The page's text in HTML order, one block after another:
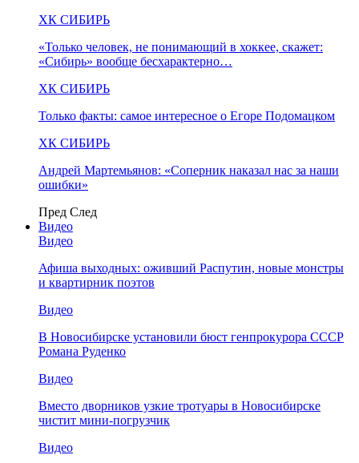
ХК СИБИРЬ
«Только человек, не понимающий в хоккее, скажет:
«Сибирь» вообще бесхарактерно…
ХК СИБИРЬ
Только факты: самое интересное о Егоре Подомацком
ХК СИБИРЬ
Андрей Мартемьянов: «Соперник наказал нас за наши
ошибки»
Пред След
Видео
Видео
Афиша выходных: оживший Распутин, новые монстры
и квартирник поэтов
Видео
В Новосибирске установили бюст генпрокурора СССР
Романа Руденко
Видео
Вместо дворников узкие тротуары в Новосибирске
чистит мини-погрузчик
Видео